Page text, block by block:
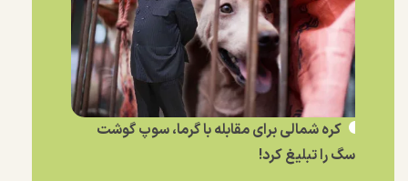
کره شمالی برای مقابله با گرما، سوپ گوشت
سگ را تبلیغ کرد!